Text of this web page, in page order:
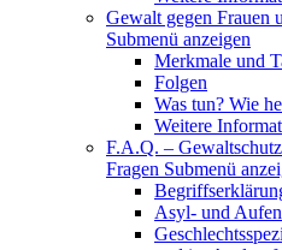
Gewalt gegen Frauen
Submenü anzeigen
Merkmale und
Folgen
Was tun? Wie
Weitere
F.A.Q. –
Fragen Submenü
Asyl- und